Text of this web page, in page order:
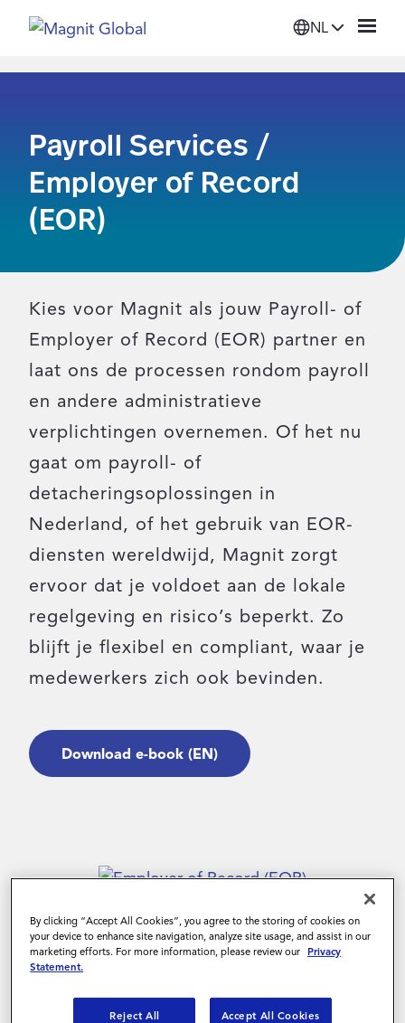
NL
Oplossingen
Diensten
Organisatie
Inloggen
Inloggen
Payroll Services /
Employer of Record
(EOR)
Kies voor Magnit als jouw Payroll- of
Employer of Record (EOR) partner en
laat ons de processen rondom payroll
en andere administratieve
verplichtingen overnemen. Of het nu
gaat om payroll- of
detacheringsoplossingen in
Nederland, of het gebruik van EOR-
diensten wereldwijd, Magnit zorgt
ervoor dat je voldoet aan de lokale
regelgeving en risico’s beperkt. Zo
blijft je flexibel en compliant, waar je
medewerkers zich ook bevinden.
Download e-book (EN)
By clicking “Accept All Cookies”, you agree to the storing of cookies on
your device to enhance site navigation, analyze site usage, and assist in our
marketing efforts. For more information, please review our Privacy
Statement.
Reject All Accept All Cookies